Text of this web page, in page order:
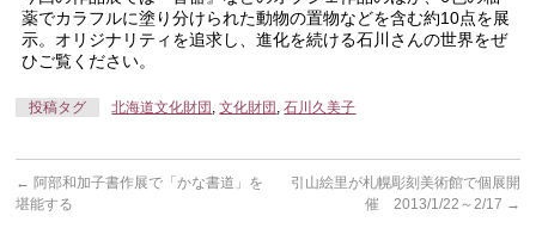
薬でカラフルに塗り分けられた動物の置物などを含む約10点を展
示。オリジナリティを追求し、進化を続ける石川さんの世界をぜ
ひご覧ください。
投稿タグ 北海道文化財団 ,文化財団 ,石川久美子
← 阿部和加子書作展で「かな書道」を
堪能する
引山絵里が札幌彫刻美術館で個展開
催 2013/1/22～2/17 →